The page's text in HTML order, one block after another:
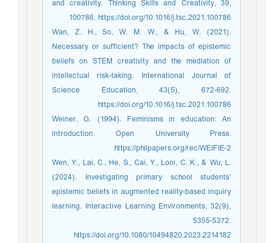
and creativity. Thinking Skills and Creativity, 39,
100786. https://doi.org/10.1016/j.tsc.2021.100786
Wan, Z. H., So, W. M. W., & Hu, W. (2021).
Necessary or sufficient? The impacts of epistemic
beliefs on STEM creativity and the mediation of
intellectual risk-taking. International Journal of
Science Education, 43(5), 672-692.
https://doi.org/10.1016/j.tsc.2021.100786
Weiner, G. (1994). Feminisms in education: An
introduction. Open University Press.
https://philpapers.org/rec/WEIFIE-2
Wen, Y., Lai, C., He, S., Cai, Y., Looi, C. K., & Wu, L.
(2024). Investigating primary school students’
epistemic beliefs in augmented reality-based inquiry
learning. Interactive Learning Environments, 32(9),
5355-5372.
https://doi.org/10.1080/10494820.2023.2214182